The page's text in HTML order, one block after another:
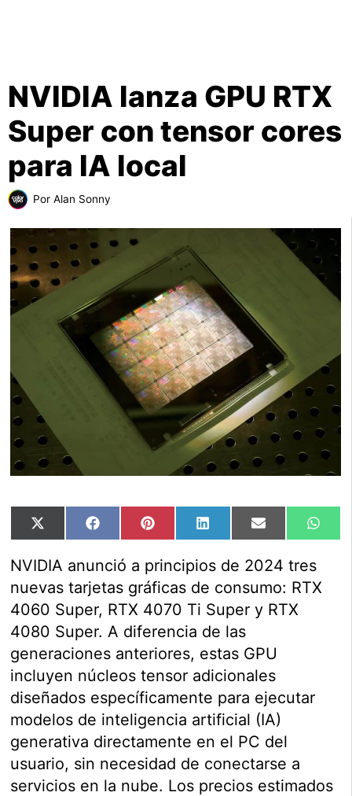
NVIDIA lanza GPU RTX
Super con tensor cores
para IA local
Por Alan Sonny
Compartir
en
X
Compartir
en
FacebookCompartir
en
PinterestCompartir
en
LinkedInCompartir
en
Email
en
NVIDIA anunció a principios de 2024 tres
nuevas tarjetas gráficas de consumo: RTX
4060 Super, RTX 4070 Ti Super y RTX
4080 Super. A diferencia de las
generaciones anteriores, estas GPU
incluyen núcleos tensor adicionales
diseñados específicamente para ejecutar
modelos de inteligencia artificial (IA)
generativa directamente en el PC del
usuario, sin necesidad de conectarse a
servicios en la nube. Los precios estimados